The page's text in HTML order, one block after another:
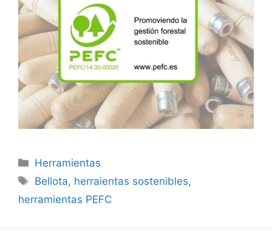
Categorías
Herramientas
Etiquetas
Bellota, herraientas sostenibles,
herramientas PEFC